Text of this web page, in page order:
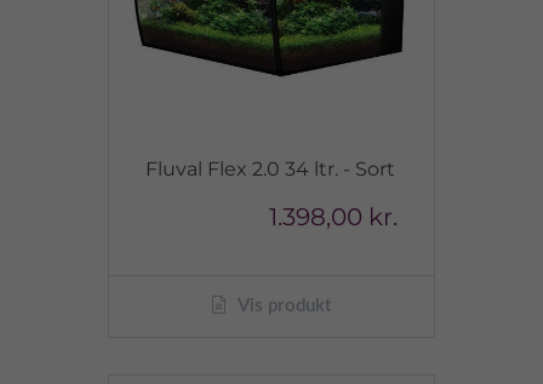
Fluval Flex 2.0 34 ltr. - Sort
1.398,00 kr.
Vis produkt